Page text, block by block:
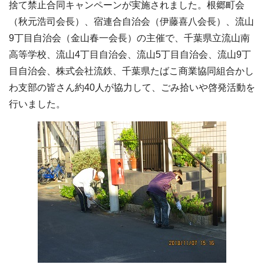
捨て禁止合同キャンペーンが実施されました。根郷町会
（秋元浩司会長）、宿連合自治会（伊藤喜八会長）、流山
9丁目自治会（金山春一会長）の主催で、千葉県立流山南
高等学校、流山4丁目自治会、流山5丁目自治会、流山9丁
目自治会、株式会社流鉄、千葉県たばこ商業協同組合かし
わ支部の皆さん約40人が協力して、ごみ拾いや啓発活動を
行いました。